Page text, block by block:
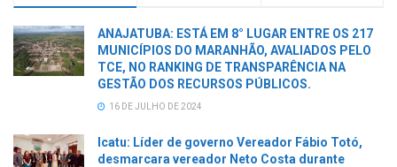
ANAJATUBA: ESTÁ EM 8° LUGAR ENTRE OS 217
MUNICÍPIOS DO MARANHÃO, AVALIADOS PELO
TCE, NO RANKING DE TRANSPARÊNCIA NA
GESTÃO DOS RECURSOS PÚBLICOS.
16 DE JULHO DE 2024
Icatu: Líder de governo Vereador Fábio Totó,
desmarcara vereador Neto Costa durante